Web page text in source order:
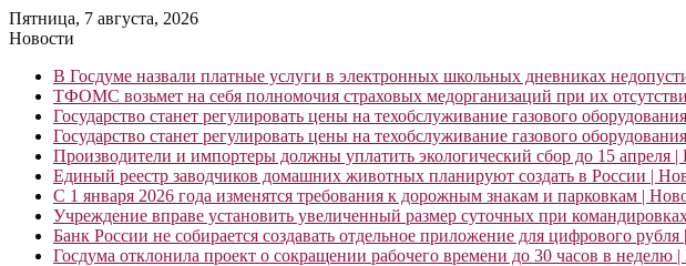
Пятница, 7 августа, 2026
Новости
В Госдуме назвали платные услуги в электронных школьных дневниках
ТФОМС возьмет на себя полномочия страховых медорганизаций при их
Государство станет регулировать цены на техобслуживание газового
Государство станет регулировать цены на техобслуживание газового
Производители и импортеры должны уплатить экологический сбор до 15
Единый реестр заводчиков домашних животных планируют создать в России |
С 1 января 2026 года изменятся требования к дорожным знакам и парковкам |
Учреждение вправе установить увеличенный размер суточных при
Банк России не собирается создавать отдельное приложение для цифрового
Госдума отклонила проект о сокращении рабочего времени до 30 часов в